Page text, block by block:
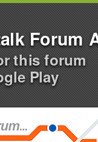
Forum
this forum
Play